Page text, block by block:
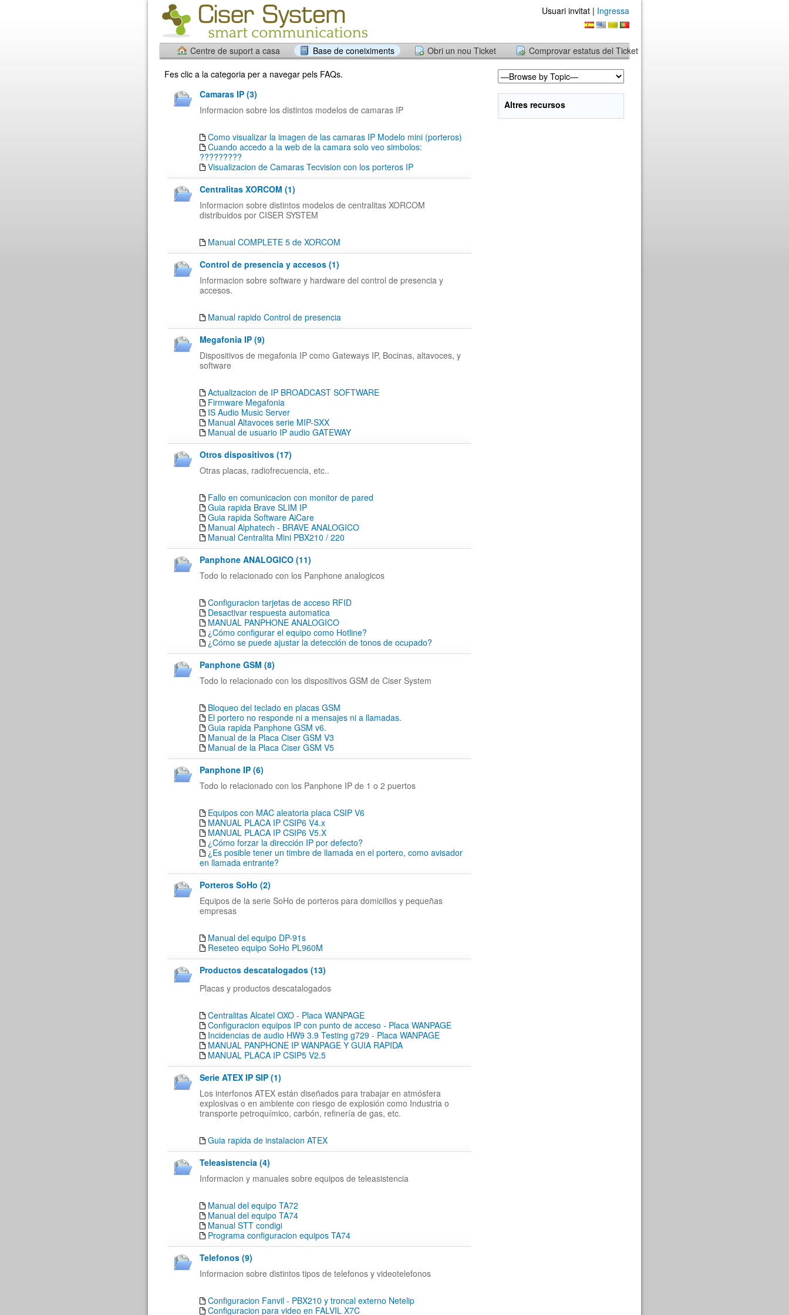
Usuari invitat | Ingressa
Centre de suport a casa Base de coneiximents Obri un nou Ticket
Comprovar estatus del Ticket
Fes clic a la categoria per a navegar pels FAQs.
Camaras IP (3)
Informacion sobre los distintos modelos de camaras IP
Como visualizar la imagen de las camaras IP Modelo mini (porteros)
Cuando accedo a la web de la camara solo veo simbolos:
?????????
Visualizacion de Camaras Tecvision con los porteros IP
Centralitas XORCOM (1)
Informacion sobre distintos modelos de centralitas XORCOM
distribuidos por CISER SYSTEM
Manual COMPLETE 5 de XORCOM
Control de presencia y accesos (1)
Informacion sobre software y hardware del control de presencia y
accesos.
Manual rapido Control de presencia
Megafonia IP (9)
Dispositivos de megafonia IP como Gateways IP, Bocinas, altavoces, y
software
Actualizacion de IP BROADCAST SOFTWARE
Firmware Megafonia
IS Audio Music Server
Manual Altavoces serie MIP-SXX
Manual de usuario IP audio GATEWAY
Otros dispositivos (17)
Otras placas, radiofrecuencia, etc..
Fallo en comunicacion con monitor de pared
Guia rapida Brave SLIM IP
Guia rapida Software AiCare
Manual Alphatech - BRAVE ANALOGICO
Manual Centralita Mini PBX210 / 220
Panphone ANALOGICO (11)
Todo lo relacionado con los Panphone analogicos
Configuracion tarjetas de acceso RFID
Desactivar respuesta automatica
MANUAL PANPHONE ANALOGICO
¿Cómo configurar el equipo como Hotline?
¿Cómo se puede ajustar la detección de tonos de ocupado?
Panphone GSM (8)
Todo lo relacionado con los dispositivos GSM de Ciser System
Bloqueo del teclado en placas GSM
El portero no responde ni a mensajes ni a llamadas.
Guia rapida Panphone GSM v6.
Manual de la Placa Ciser GSM V3
Manual de la Placa Ciser GSM V5
Panphone IP (6)
Todo lo relacionado con los Panphone IP de 1 o 2 puertos
Equipos con MAC aleatoria placa CSIP V6
MANUAL PLACA IP CSIP6 V4.x
MANUAL PLACA IP CSIP6 V5.X
¿Cómo forzar la dirección IP por defecto?
¿Es posible tener un timbre de llamada en el portero, como avisador
en llamada entrante?
Porteros SoHo (2)
Equipos de la serie SoHo de porteros para domicilios y pequeñas
empresas
Manual del equipo DP-91s
Reseteo equipo SoHo PL960M
Productos descatalogados (13)
Placas y productos descatalogados
Centralitas Alcatel OXO - Placa WANPAGE
Configuracion equipos IP con punto de acceso - Placa WANPAGE
Incidencias de audio HW9 3.9 Testing g729 - Placa WANPAGE
MANUAL PANPHONE IP WANPAGE Y GUIA RAPIDA
MANUAL PLACA IP CSIP5 V2.5
Serie ATEX IP SIP (1)
Los interfonos ATEX están diseñados para trabajar en atmósfera
explosivas o en ambiente con riesgo de explosión como Industria o
transporte petroquímico, carbón, refinería de gas, etc.
Guia rapida de instalacion ATEX
Teleasistencia (4)
Informacion y manuales sobre equipos de teleasistencia
Manual del equipo TA72
Manual del equipo TA74
Manual STT condigi
Programa configuracion equipos TA74
Telefonos (9)
Informacion sobre distintos tipos de telefonos y videotelefonos
Configuracion Fanvil - PBX210 y troncal externo Netelip
Configuracion para video en FALVIL X7C
Altres recursos